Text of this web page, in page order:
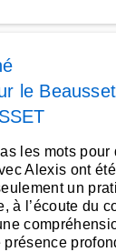
le Beausset
les mots
Alexis ont
un
à l’écoute du
présence